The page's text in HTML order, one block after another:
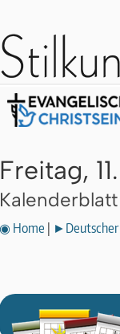
Freitag,
◉ Home ►Deutscher